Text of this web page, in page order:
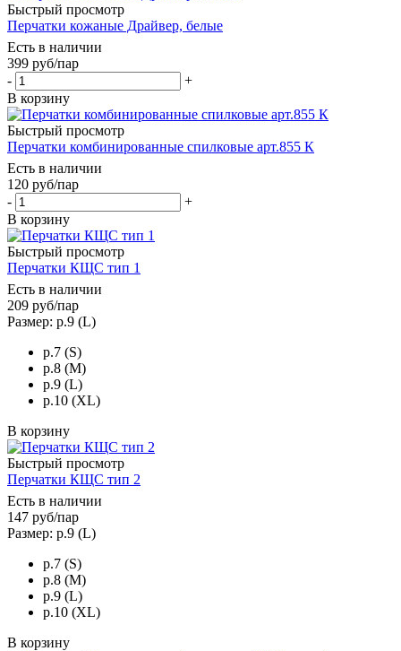
Быстрый просмотр
Перчатки кожаные Драйвер, белые
Есть в наличии
399 руб/пар
-
+
В корзину
Быстрый просмотр
Перчатки комбинированные спилковые арт.855 К
Есть в наличии
120 руб/пар
-
+
В корзину
Быстрый просмотр
Перчатки КЩС тип 1
Есть в наличии
209 руб/пар
Размер: р.9 (L)
р.7 (S)
р.8 (M)
р.9 (L)
р.10 (XL)
В корзину
Быстрый просмотр
Перчатки КЩС тип 2
Есть в наличии
147 руб/пар
Размер: р.9 (L)
р.7 (S)
р.8 (M)
р.9 (L)
р.10 (XL)
В корзину